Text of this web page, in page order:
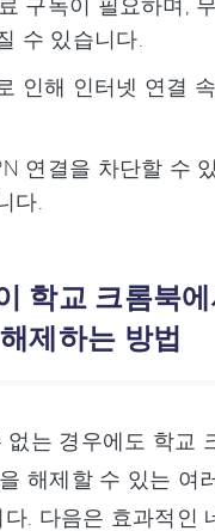
수 있습니다.
인해 인터넷 연결
연결을 차단할 수
다.
학교 크롬북
제하는 방법
없는 경우에도 학교
해제할 수 있는 여
. 다음은 효과적인